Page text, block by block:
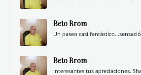
Beto Brom
Un paseo casi
Beto Brom
Interesantes tus apreciaciones.